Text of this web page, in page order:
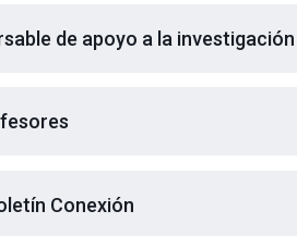
de apoyo a la investigación
Conexión